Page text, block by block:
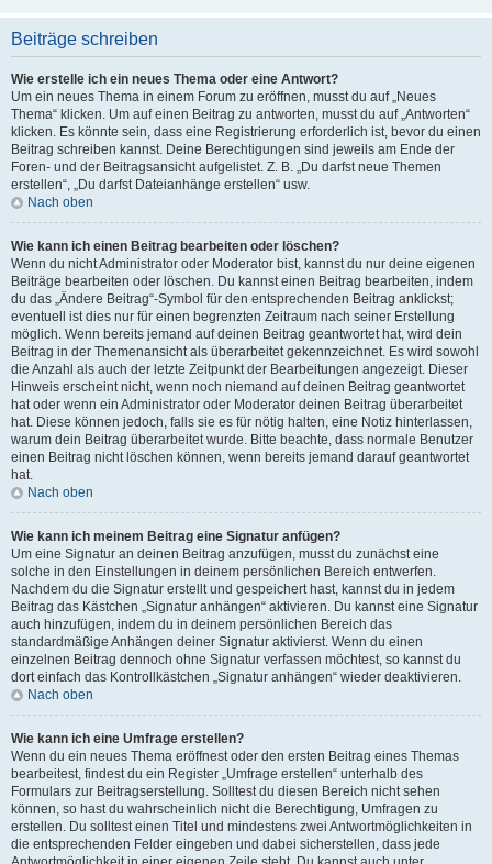
Beiträge schreiben
Wie erstelle ich ein neues Thema oder eine Antwort?
Um ein neues Thema in einem Forum zu eröffnen, musst du auf „Neues
Thema“ klicken. Um auf einen Beitrag zu antworten, musst du auf „Antworten“
klicken. Es könnte sein, dass eine Registrierung erforderlich ist, bevor du einen
Beitrag schreiben kannst. Deine Berechtigungen sind jeweils am Ende der
Foren- und der Beitragsansicht aufgelistet. Z. B. „Du darfst neue Themen
erstellen“, „Du darfst Dateianhänge erstellen“ usw.
Nach oben
Wie kann ich einen Beitrag bearbeiten oder löschen?
Wenn du nicht Administrator oder Moderator bist, kannst du nur deine eigenen
Beiträge bearbeiten oder löschen. Du kannst einen Beitrag bearbeiten, indem
du das „Ändere Beitrag“-Symbol für den entsprechenden Beitrag anklickst;
eventuell ist dies nur für einen begrenzten Zeitraum nach seiner Erstellung
möglich. Wenn bereits jemand auf deinen Beitrag geantwortet hat, wird dein
Beitrag in der Themenansicht als überarbeitet gekennzeichnet. Es wird sowohl
die Anzahl als auch der letzte Zeitpunkt der Bearbeitungen angezeigt. Dieser
Hinweis erscheint nicht, wenn noch niemand auf deinen Beitrag geantwortet
hat oder wenn ein Administrator oder Moderator deinen Beitrag überarbeitet
hat. Diese können jedoch, falls sie es für nötig halten, eine Notiz hinterlassen,
warum dein Beitrag überarbeitet wurde. Bitte beachte, dass normale Benutzer
einen Beitrag nicht löschen können, wenn bereits jemand darauf geantwortet
hat.
Nach oben
Wie kann ich meinem Beitrag eine Signatur anfügen?
Um eine Signatur an deinen Beitrag anzufügen, musst du zunächst eine
solche in den Einstellungen in deinem persönlichen Bereich entwerfen.
Nachdem du die Signatur erstellt und gespeichert hast, kannst du in jedem
Beitrag das Kästchen „Signatur anhängen“ aktivieren. Du kannst eine Signatur
auch hinzufügen, indem du in deinem persönlichen Bereich das
standardmäßige Anhängen deiner Signatur aktivierst. Wenn du einen
einzelnen Beitrag dennoch ohne Signatur verfassen möchtest, so kannst du
dort einfach das Kontrollkästchen „Signatur anhängen“ wieder deaktivieren.
Nach oben
Wie kann ich eine Umfrage erstellen?
Wenn du ein neues Thema eröffnest oder den ersten Beitrag eines Themas
bearbeitest, findest du ein Register „Umfrage erstellen“ unterhalb des
Formulars zur Beitragserstellung. Solltest du diesen Bereich nicht sehen
können, so hast du wahrscheinlich nicht die Berechtigung, Umfragen zu
erstellen. Du solltest einen Titel und mindestens zwei Antwortmöglichkeiten in
die entsprechenden Felder eingeben und dabei sicherstellen, dass jede